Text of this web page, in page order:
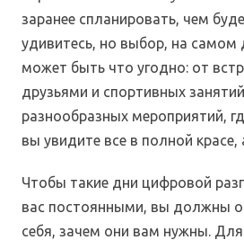
заранее спланировать, чем
удивитесь, но выбор, на самом
может быть что угодно: от
друзьями и спортивных
разнообразных мероприятий,
вы увидите все в полной красе,
Чтобы такие дни цифровой
вас постоянными, вы должны
себя, зачем они вам нужны. Для